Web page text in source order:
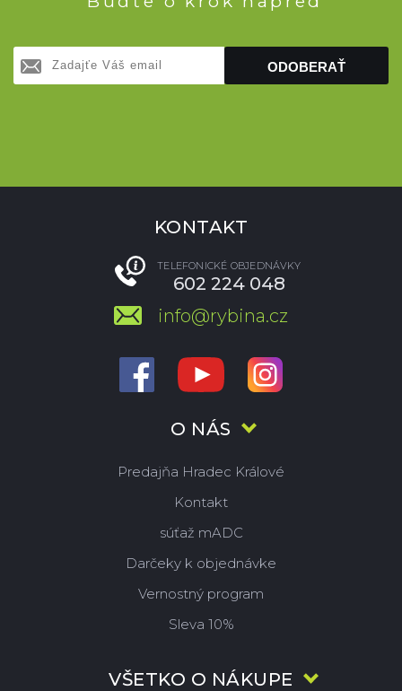
ODOBERAŤ
O NÁS
Predajňa Hradec Králové
Kontakt
súťaž mADC
Darčeky k objednávke
Vernostný program
Sleva 10%
VŠETKO O NÁKUPE
KONTAKT
TELEFONICKÉ OBJEDNÁVKY
602 224 048
info@rybina.cz